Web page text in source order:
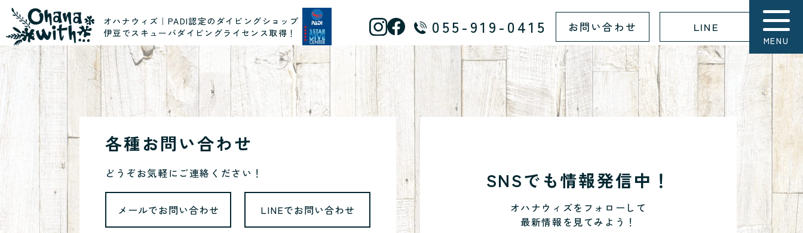
オハナウィズ｜PADI認定のダイビングショップ
伊豆でスキューバダイビングライセンス取得！
055-919-0415 お問い合わせ LINE
MENU
各種お問い合わせ
どうぞお気軽にご連絡ください！
メールでお問い合わせ LINEでお問い合わせ
SNSでも情報発信中！
オハナウィズをフォローして
最新情報を見てみよう！